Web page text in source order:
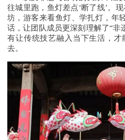
往城里跑，鱼灯差点‘断了线’。
坊，游客来看鱼灯、学扎灯，年
话，让团队成员更深刻理解了“
有让传统技艺融入当下生活，才
去。